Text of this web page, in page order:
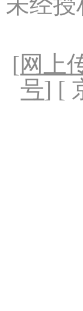
[网上
号] [